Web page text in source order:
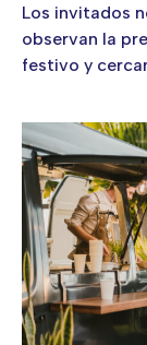
Los invitados
observan la
festivo y